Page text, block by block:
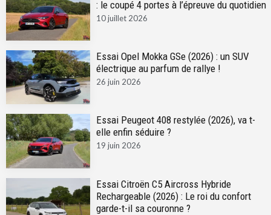
: le coupé 4 portes à l’épreuve du quotidien
10 juillet 2026
Essai Opel Mokka GSe (2026) : un SUV
électrique au parfum de rallye !
26 juin 2026
Essai Peugeot 408 restylée (2026), va t-
elle enfin séduire ?
19 juin 2026
Essai Citroën C5 Aircross Hybride
Rechargeable (2026) : Le roi du confort
garde-t-il sa couronne ?